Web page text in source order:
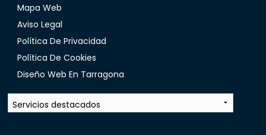
Mapa Web
Aviso Legal
Política De Privacidad
Política De Cookies
Diseño Web En Tarragona